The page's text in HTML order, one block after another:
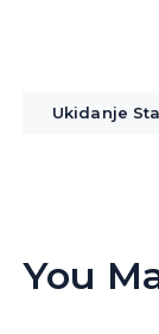
Ukidanje
You